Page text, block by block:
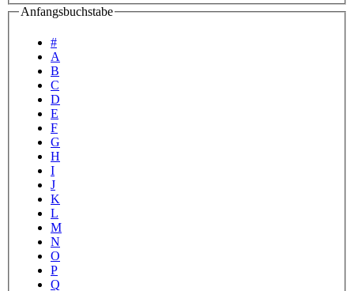
Anfangsbuchstabe
#
A
B
C
D
E
F
G
H
I
J
K
L
M
N
O
P
Q